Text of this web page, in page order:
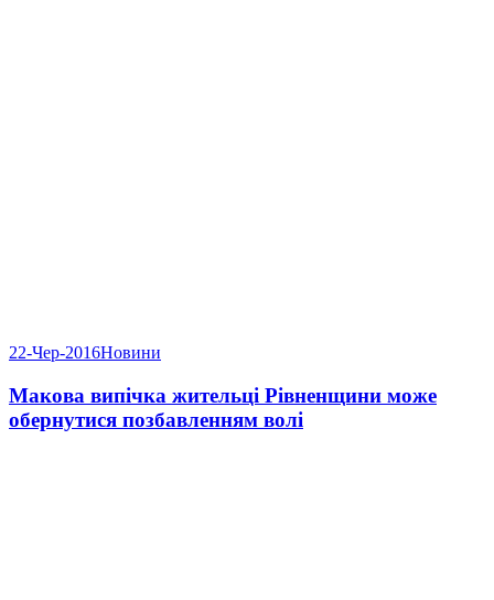
22-Чер-2016Новини
Макова випічка жительці Рівненщини може
обернутися позбавленням волі